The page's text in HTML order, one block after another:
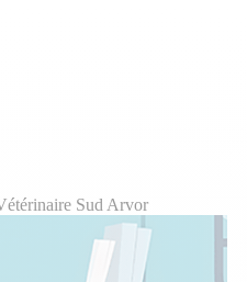
Sud Arvor